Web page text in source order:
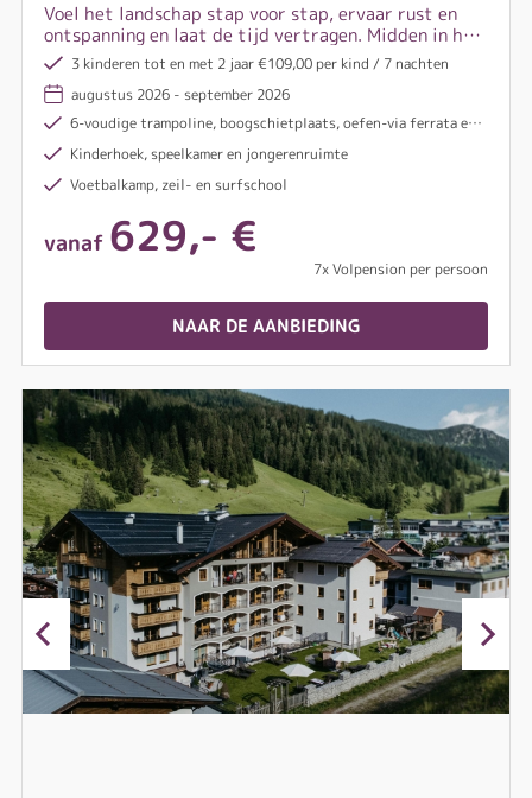
Voel het landschap stap voor stap, ervaar rust en
ontspanning en laat de tijd vertragen. Midden in het
Salzburger Land kunt u zachtjes aan het dagelijks
leven ontsnappen en nieuwe energie opdoen voor
lichaam en geest.
3 kinderen tot en met 2 jaar €109,00 per kind / 7 nachten
augustus 2026 - september 2026
6‑voudige trampoline, boogschietplaats, oefen‑via ferrata en meer
Kinderhoek, speelkamer en jongerenruimte
Voetbalkamp, zeil- en surfschool
vanaf 629,- €
7x Volpension per persoon
NAAR DE AANBIEDING